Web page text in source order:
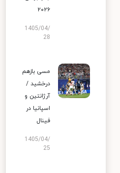
۲۰۲۶
1405/04/
28
مسی بازهم
درخشید /
آرژانتین و
اسپانیا در
فینال
1405/04/
25